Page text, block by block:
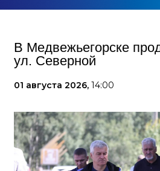
В Медвежьегорске
ул. Северной
01 августа 2026, 14:00